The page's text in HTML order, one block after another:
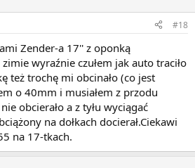
#18
Zender-a 17'' z oponką
wyraźnie czułem jak auto traciło
też trochę mi obcinało (co jest
o 40mm i musiałem z przodu
obcierało a z tyłu wyciągać
na dołkach docierał.Ciekawi
na 17-tkach.